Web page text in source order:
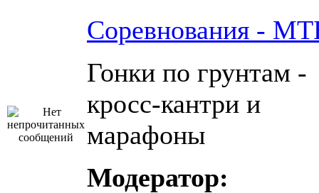
Соревнования -
Гонки по грунтам -
кросс-кантри и
марафоны
Модератор: